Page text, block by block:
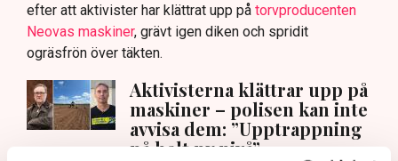
efter att aktivister har klättrat upp på torvproducenten
Neovas maskiner, grävt igen diken och spridit
ogräsfrön över täkten.
Aktivisterna klättrar upp på
maskiner – polisen kan inte
avvisa dem: ”Upptrappning
på helt ny nivå”